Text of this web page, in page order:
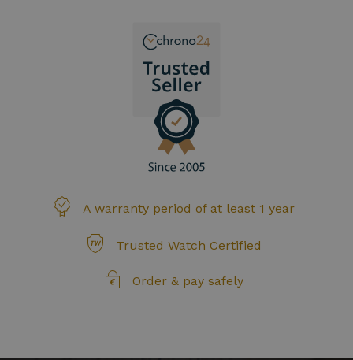
A warranty period of at least 1 year
Trusted Watch Certified
Order & pay safely